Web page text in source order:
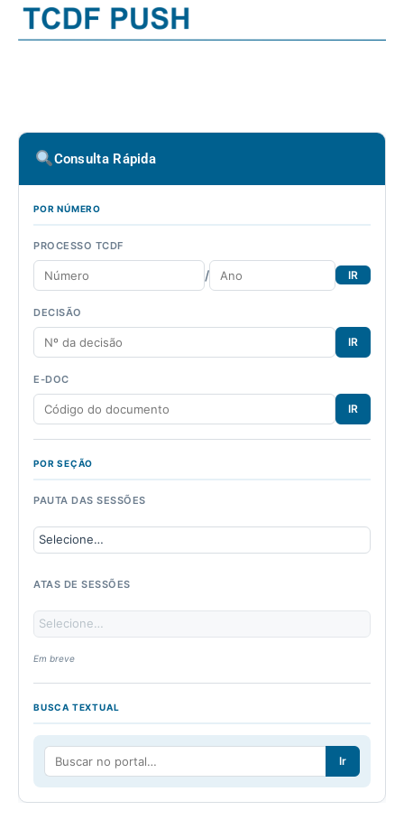
Consulta Rápida
POR NÚMERO
PROCESSO TCDF
/ IR
DECISÃO
IR
E-DOC
IR
POR SEÇÃO
PAUTA DAS SESSÕES
ATAS DE SESSÕES
Em breve
BUSCA TEXTUAL
Ir